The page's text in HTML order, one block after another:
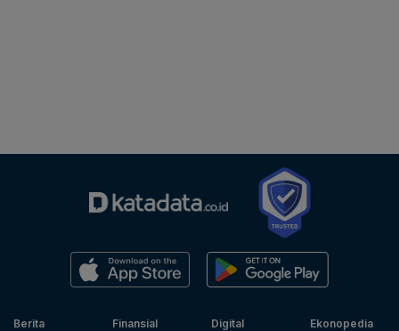
Berita
Finansial
Digital
Ekonopedia